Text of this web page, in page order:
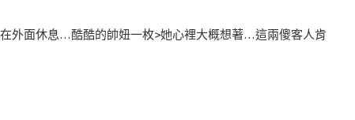
外面休息…酷酷的帥妞一枚>她心裡大概想著…這兩傻客人肯